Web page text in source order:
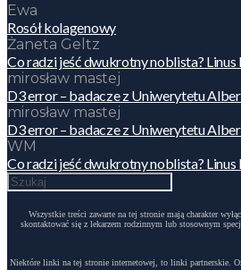
Ewa
Rosół kolagenowy
Żaneta Geltz
Co radzi jeść dwukrotny noblista? Linus
mirosław mastej
D3 error – badacze z Uniwerytetu
mirosław mastej
D3 error – badacze z Uniwerytetu
WM
Co radzi jeść dwukrotny noblista? Linus
Wszystkie treści zawarte na tej stronie mają charakter
skontaktować się z lekarzem rodzinnym lub stosownym
Niektóre linki na tej stronie internetowej, to linki partnerskie.